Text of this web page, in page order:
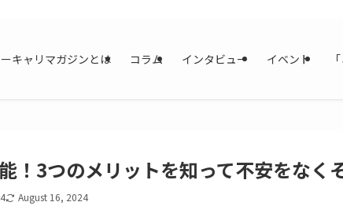
キャリマガジンとは コラム インタビュー イベント
！3つのメリットを知って不安をなく
August 16, 2024